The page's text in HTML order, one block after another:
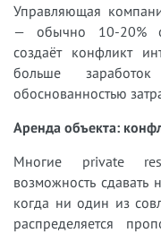
Управляющая
— обычно 10-20%
создаёт конфликт
больше
обоснованностью
Аренда объекта:
Многие private
возможность
когда ни один из
распределяется